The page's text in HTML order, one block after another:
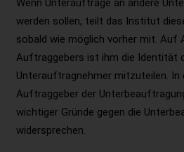
Wenn Unteraufträge an andere
werden sollen, teilt das Institut
sobald wie möglich vorher mit. Auf
Auftraggebers ist ihm die Identität
Unterauftragnehmer mitzuteilen. In
Auftraggeber der
wichtiger Gründe gegen die
widersprechen.